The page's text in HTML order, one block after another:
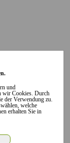
und
wir Cookies. Durch
der Verwendung zu.
welche
erhalten Sie in